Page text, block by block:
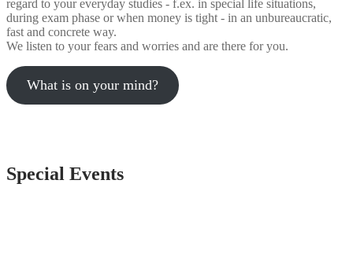
regard to your everyday studies - f.ex. in special life situations,
during exam phase or when money is tight - in an unbureaucratic,
fast and concrete way.
We listen to your fears and worries and are there for you.
What is on your mind?
Special Events